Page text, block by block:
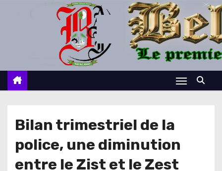
c
Bilan trimestriel de la
police, une diminution
entre le Zist et le Zest